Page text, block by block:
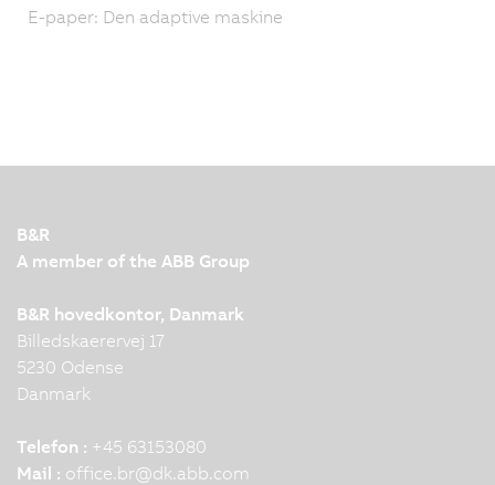
E-paper: Den adaptive maskine
B&R
A member of the ABB Group
B&R hovedkontor, Danmark
Billedskaerervej 17
5230 Odense
Danmark
Telefon : +45 63153080
Mail : office.br@dk.abb.com